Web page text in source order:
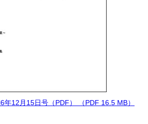
年12月15日号（PDF） （PDF 16.5 MB）